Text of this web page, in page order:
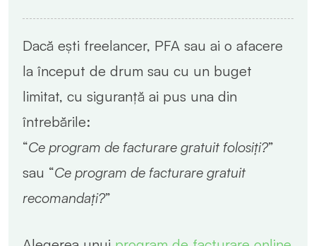
Dacă ești freelancer, PFA sau ai o afacere
la început de drum sau cu un buget
limitat, cu siguranță ai pus una din
întrebările:
“Ce program de facturare gratuit folosiți?”
sau “Ce program de facturare gratuit
recomandați?”